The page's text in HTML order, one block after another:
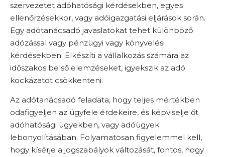
szervezetet adóhatósági kérdésekben, egyes
ellenőrzésekkor, vagy adóigazgatási eljárások során.
Egy adótanácsadó javaslatokat tehet különböző
adózással vagy pénzügyi vagy könyvelési
kérdésekben. Elkészíti a vállalkozás számára az
időszakos belső elemzéseket, igyekszik az adó
kockázatot csökkenteni.
Az adótanácsadó feladata, hogy teljes mértékben
odafigyeljen az ügyfele érdekeire, és képviselje őt
adóhatósági ügyekben, vagy adóügyek
lebonyolításában. Folyamatosan figyelemmel kell,
hogy kísérje a jogszabályok változását, fontos, hogy